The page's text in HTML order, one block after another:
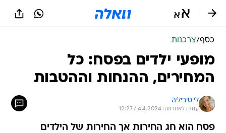
כסף/צרכנות
מופעי ילדים בפסח: כל
המחירים, ההנחות וההטבות
לי סיביליה
עודכן לאחרונה: 4.4.2024 / 12:27
פסח הוא חג החירות אך החירות של הילדים